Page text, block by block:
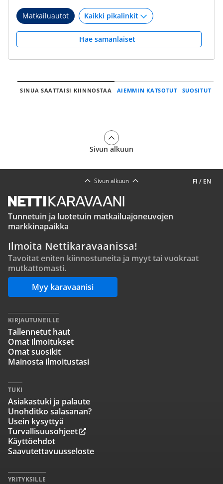
Matkailuautot
Hae samanlaiset
SINUA SAATTAISI KIINNOSTAA AIEMMIN KATSOTUT SUOSITUT
Sivun alkuun
FI / EN
Sivun alkuun
Tunnetuin ja luotetuin matkailuajoneuvojen
markkinapaikka
Ilmoita Nettikaravaanissa!
Tavoitat eniten kiinnostuneita ja myyt tai vuokraat
mutkattomasti.
Myy karavaanisi
KIRJAUTUNEILLE
Tallennetut haut
Omat ilmoitukset
Omat suosikit
Mainosta ilmoitustasi
TUKI
Asiakastuki ja palaute
Unohditko salasanan?
Usein kysyttyä
Turvallisuusohjeet
Käyttöehdot
Saavutettavuusseloste
YRITYKSILLE